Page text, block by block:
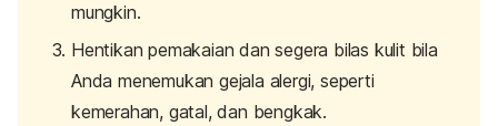
mungkin.
Hentikan pemakaian dan segera bilas kulit bila
Anda menemukan gejala alergi, seperti
kemerahan, gatal, dan bengkak.